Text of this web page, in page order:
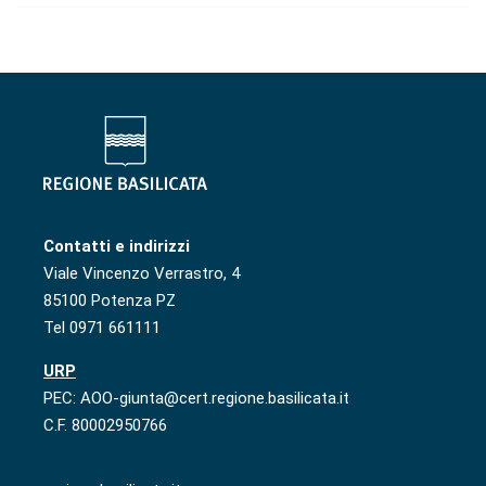
Contatti e indirizzi
Viale Vincenzo Verrastro, 4
85100 Potenza PZ
Tel 0971 661111
URP
PEC: AOO-giunta@cert.regione.basilicata.it
C.F. 80002950766